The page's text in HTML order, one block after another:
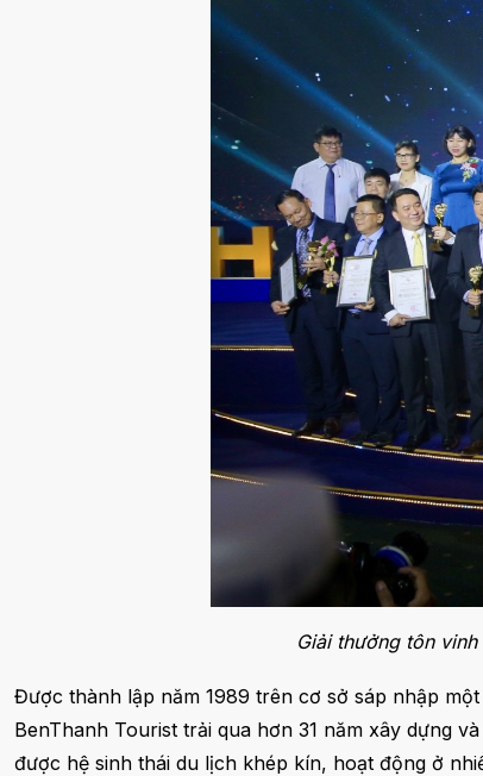
Giải thưởng tôn
Được thành lập năm 1989 trên cơ sở sáp nhập
BenThanh Tourist trải qua hơn 31 năm xây dựng
được hệ sinh thái du lịch khép kín, hoạt động ở